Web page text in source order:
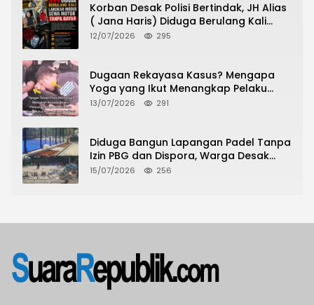
Korban Desak Polisi Bertindak, JH Alias
( Jana Haris) Diduga Berulang Kali
Lakukan Modus Sewa Motor Tanpa
12/07/2026 295
Dugaan Rekayasa Kasus? Mengapa
Yoga yang Ikut Menangkap Pelaku
Pencurian Toko Ponsel di Pancur Batu
13/07/2026 291
Diduga Bangun Lapangan Padel Tanpa
Izin PBG dan Dispora, Warga Desak
CKTRP dan Dispora Jakarta Barat
15/07/2026 256